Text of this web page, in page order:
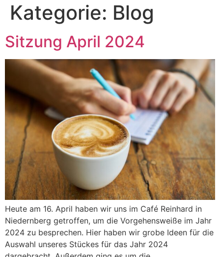
Kategorie: Blog
Sitzung April 2024
Heute am 16. April haben wir uns im Café Reinhard in
Niedernberg getroffen, um die Vorgehensweiße im Jahr
2024 zu besprechen. Hier haben wir grobe Ideen für die
Auswahl unseres Stückes für das Jahr 2024